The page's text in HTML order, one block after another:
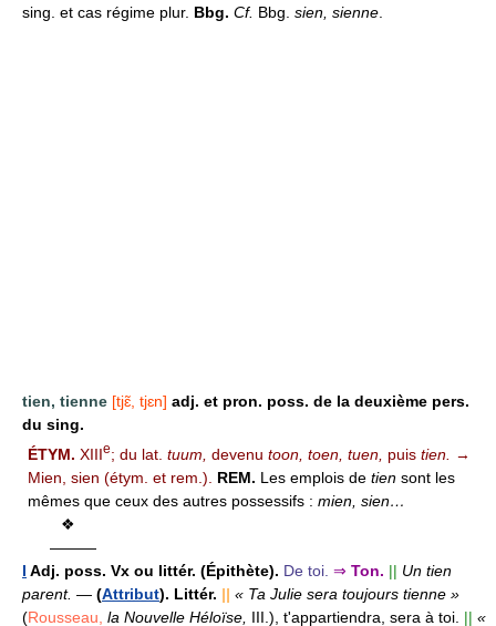
sing. et cas régime plur. Bbg. Cf. Bbg. sien, sienne
tien, tienne [tjɛ̃, tjɛn] adj. et pron. poss. de la deuxième pers.
du sing.
ÉTYM. XIIIe; du lat. tuum, devenu toon, toen, tuen, puis tien.
→
Mien, sien (étym. et rem.).
REM. Les emplois de tien sont les
mêmes que ceux des autres possessifs : mien, sien…
❖
———
I Adj. poss. Vx ou littér. (Épithète). De toi. ⇒ Ton. || Un tien
parent. — (Attribut). Littér. || « Ta Julie sera toujours tienne »
(Rousseau, la Nouvelle Héloïse, III.), t'appartiendra, sera à toi. || «